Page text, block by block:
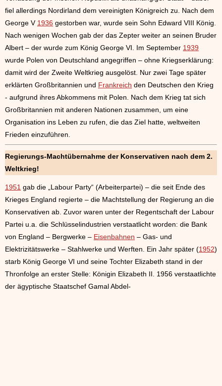
fiel allerdings Nordirland dem vereinigten Königreich zu. Nach dem
George V 1936 gestorben war, wurde sein Sohn Edward VIII König.
Nach wenigen Wochen gab der das Zepter weiter an seinen Bruder
Albert – der wurde zum König George VI. Im September 1939
wurde Polen von Deutschland angegriffen – ohne Kriegserklärung:
damit wird der Zweite Weltkrieg ausgelöst. Nur zwei Tage später
erklärten Großbritannien und Frankreich den Deutschen den Krieg
- aufgrund ihres Abkommens mit Polen. Nach dem Krieg tat sich
Großbritannien mit anderen Nationen zusammen, um eine
Organisation ins Leben zu rufen, die das Ziel hatte, weltweiten
Frieden einzuführen.
Regierungs-Machtübernahme der Konservativen nach dem 2.
Weltkrieg!
1951 gab die „Labour Party“ (Arbeiterpartei) – die seit Ende des
Krieges England regierte – die Machtstellung der Regierung an die
Konservativen ab. Zuvor waren unter der Regentschaft der Labour
Partei u.a. die Schlüsselindustrien verstaatlicht worden: die Bank
von England – Bergwerke – Eisenbahnen – Gas- und
Elektrizitätswerke – Stahlwerke und Werften. Ein Jahr später (1952)
starb König George VI und seine Tochter Elizabeth stand in der
Thronfolge an erster Stelle: Königin Elizabeth II. 1956 verstaatlichte
der ägyptische Staatschef Gamal Abdel-